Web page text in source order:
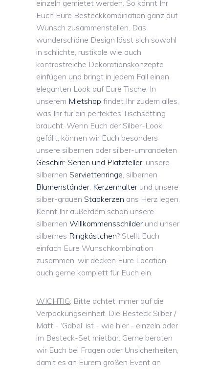
einzeln gemietet werden. So könnt Ihr
Euch Eure Besteckkombination ganz auf
Wunsch zusammenstellen. Das
wunderschöne Design lässt sich sowohl
in schlichte, rustikale wie auch
kontrastreiche Dekorationskonzepte
einfügen und bringt in jedem Fall einen
eleganten Look auf Eure Tische. In
unserem Mietshop findet Ihr zudem alles,
was Ihr für ein perfektes Tischsetting
braucht. Wenn Euch der Silber-Look
gefällt, können wir Euch besonders
unsere silbernen oder silber-umrandeten
Geschirr-Serien und Platzteller, unsere
silbernen Serviettenringe, silbernen
Blumenständer, Kerzenhalter und unsere
silber-grauen Stabkerzen ans Herz legen.
Kennt Ihr außerdem schon unsere
silbernen Willkommensschilder und unser
silbernes Ringkästchen? Stellt Euch
einfach Eure Wunschkombination
zusammen, wir decken Eure Location
auch gerne komplett für Euch ein.
WICHTIG: Bitte achtet immer auf die
Verpackungseinheit. Die Besteck Silber /
Matt - ‘Gabel‘ ist - wie hier - einzeln oder
im Besteck-Set mietbar. Gerne beraten
wir Euch bei Fragen oder Unsicherheiten,
damit es an Eurem großen Event an